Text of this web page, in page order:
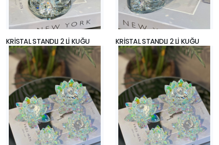
KRİSTAL STANDLI 2 Lİ KUĞU KRİSTAL STANDLI 2 Lİ KUĞU